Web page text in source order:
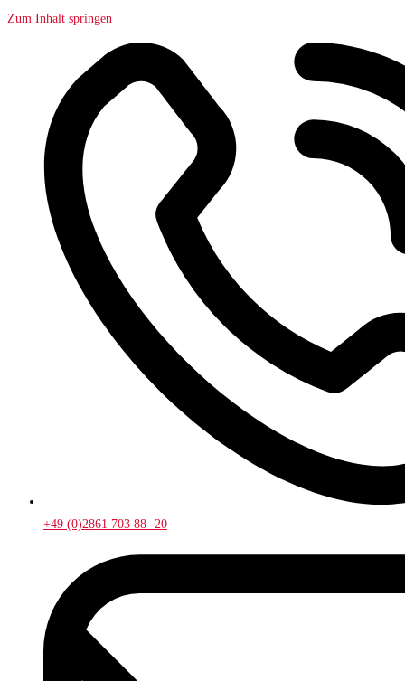
Zum Inhalt springen
+49 (0)2861 703 88 -20